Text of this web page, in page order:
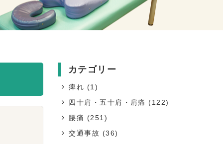
カテゴリー
痺れ (1)
四十肩・五十肩・肩痛 (122)
腰痛 (251)
交通事故 (36)